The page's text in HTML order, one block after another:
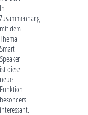
In
Zusammenhang
mit dem
Thema
Smart
Speaker
ist diese
neue
Funktion
besonders
interessant.